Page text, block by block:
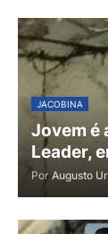
JACOBINA
Jovem é
Leader,
Por Augusto